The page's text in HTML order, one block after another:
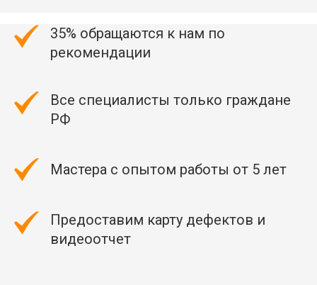
35% обращаются к нам по
рекомендации
Все специалисты только граждане
РФ
Мастера с опытом работы от 5 лет
Предоставим карту дефектов и
видеоотчет